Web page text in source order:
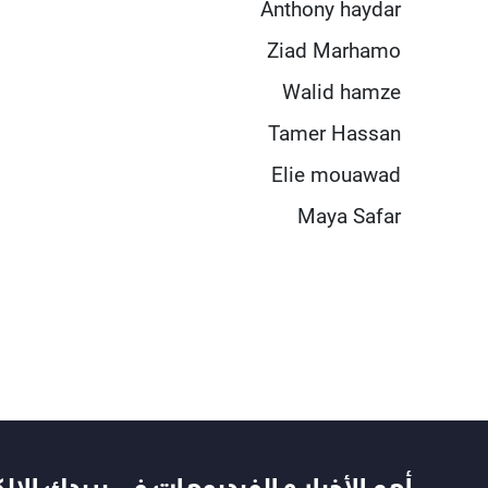
Anthony haydar
Ziad Marhamo
Walid hamze
Tamer Hassan
Elie mouawad
Maya Safar